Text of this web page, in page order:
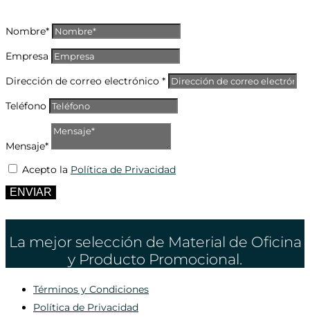
Nombre*
Empresa
Dirección de correo electrónico *
Teléfono
Mensaje*
Acepto la Política de Privacidad
ENVIAR
La mejor selección de Material de Oficina
y Producto Promocional.
Términos y Condiciones
Política de Privacidad